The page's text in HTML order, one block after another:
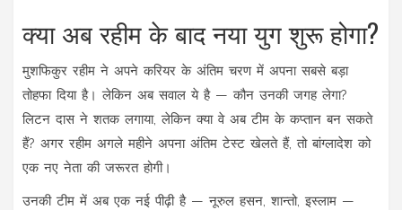
क्या अब रहीम के बाद नया युग शुरू होगा?
मुशफिकुर रहीम ने अपने करियर के अंतिम चरण में अपना सबसे बड़ा
तोहफा दिया है। लेकिन अब सवाल ये है — कौन उनकी जगह लेगा?
लिटन दास ने शतक लगाया, लेकिन क्या वे अब टीम के कप्तान बन सकते
हैं? अगर रहीम अगले महीने अपना अंतिम टेस्ट खेलते हैं, तो बांग्लादेश को
एक नए नेता की जरूरत होगी।
उनकी टीम में अब एक नई पीढ़ी है — नूरुल हसन, शान्तो, इस्लाम —